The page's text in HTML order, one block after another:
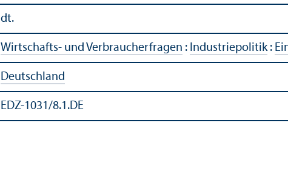
dt.
Wirtschafts- und Verbraucherfragen : Industriepolitik:
Deutschland
EDZ-1031/8.1.DE